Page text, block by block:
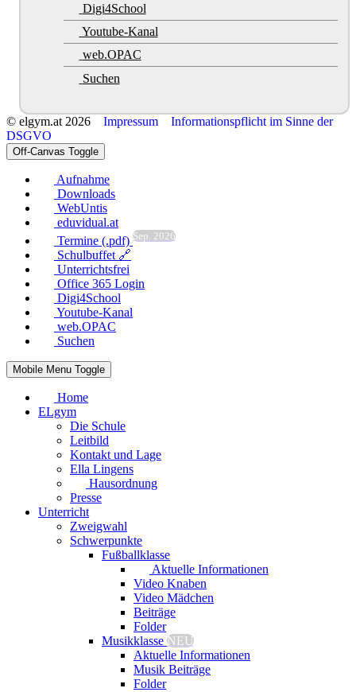
Digi4School
Youtube-Kanal
web.OPAC
Suchen
© elgym.at 2026 Impressum
Informationspflicht im Sinne der
DSGVO
Off-Canvas Toggle
Aufnahme
Downloads
WebUntis
eduvidual.at
Termine (.pdf) Sep. 2026
Schulbuffet 🔗
Unterrichtsfrei
Office 365 Login
Digi4School
Youtube-Kanal
web.OPAC
Suchen
Mobile Menu Toggle
Home
ELgym
Die Schule
Leitbild
Kontakt und Lage
Ella Lingens
Hausordnung
Presse
Unterricht
Zweigwahl
Schwerpunkte
Fußballklasse
Aktuelle Informationen
Video Knaben
Video Mädchen
Beiträge
Folder
Musikklasse NEU
Aktuelle Informationen
Musik Beiträge
Folder